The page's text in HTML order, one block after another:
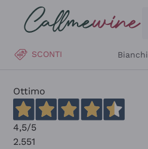
Salta al contenuto principale
SCONTI Bianchi
Ottimo
4,5/5
2.551